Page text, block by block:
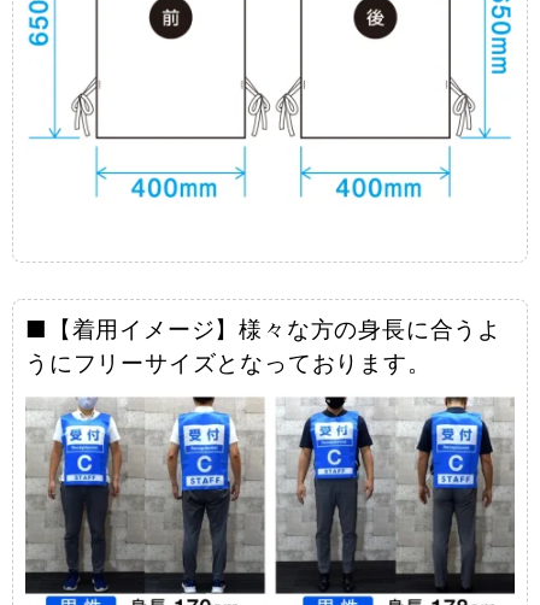
■【着用イメージ】様々な方の身長に合うよ
うにフリーサイズとなっております。